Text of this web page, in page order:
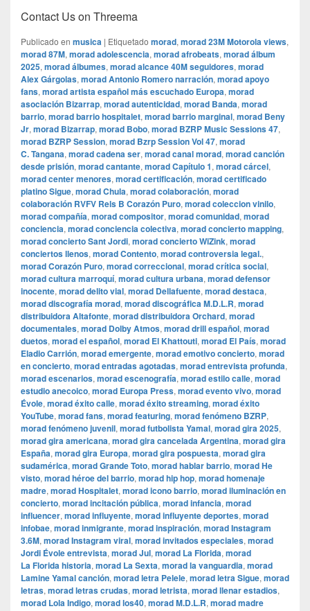
Contact Us on Threema
Publicado en musica | Etiquetado morad, morad 23M Motorola views,
morad 87M, morad adolescencia, morad afrobeats, morad álbum
2025, morad álbumes, morad alcance 40M seguidores, morad
Alex Gárgolas, morad Antonio Romero narración, morad apoyo
fans, morad artista español más escuchado Europa, morad
asociación Bizarrap, morad autenticidad, morad Banda, morad
barrio, morad barrio hospitalet, morad barrio marginal, morad Beny
Jr, morad Bizarrap, morad Bobo, morad BZRP Music Sessions 47,
morad BZRP Session, morad Bzrp Session Vol 47, morad
C. Tangana, morad cadena ser, morad canal morad, morad canción
desde prisión, morad cantante, morad Capítulo 1, morad cárcel,
morad center menores, morad certificación, morad certificado
platino Sigue, morad Chula, morad colaboración, morad
colaboración RVFV Rels B Corazón Puro, morad coleccion vinilo,
morad compañía, morad compositor, morad comunidad, morad
conciencia, morad conciencia colectiva, morad concierto mapping,
morad concierto Sant Jordi, morad concierto WiZink, morad
conciertos llenos, morad Contento, morad controversia legal.,
morad Corazón Puro, morad correccional, morad crítica social,
morad cultura marroquí, morad cultura urbana, morad defensor
inocente, morad delito vial, morad Dellafuente, morad destaca,
morad discografía morad, morad discográfica M.D.L.R, morad
distribuidora Altafonte, morad distribuidora Orchard, morad
documentales, morad Dolby Atmos, morad drill español, morad
duetos, morad el español, morad El Khattouti, morad El País, morad
Eladio Carrión, morad emergente, morad emotivo concierto, morad
en concierto, morad entradas agotadas, morad entrevista profunda,
morad escenarios, morad escenografía, morad estilo calle, morad
estudio anecoico, morad Europa Press, morad evento vivo, morad
Évole, morad éxito calle, morad éxito streaming, morad éxito
YouTube, morad fans, morad featuring, morad fenómeno BZRP,
morad fenómeno juvenil, morad futbolista Yamal, morad gira 2025,
morad gira americana, morad gira cancelada Argentina, morad gira
España, morad gira Europa, morad gira pospuesta, morad gira
sudamérica, morad Grande Toto, morad hablar barrio, morad He
visto, morad héroe del barrio, morad hip hop, morad homenaje
madre, morad Hospitalet, morad icono barrio, morad iluminación en
concierto, morad incitación pública, morad infancia, morad
influencer, morad influyente, morad influyente deportes, morad
infobae, morad inmigrante, morad inspiración, morad Instagram
3.6M, morad Instagram viral, morad invitados especiales, morad
Jordi Évole entrevista, morad Jul, morad La Florida, morad
La Florida historia, morad La Sexta, morad la vanguardia, morad
Lamine Yamal canción, morad letra Pelele, morad letra Sigue, morad
letras, morad letras crudas, morad letrista, morad llenar estadios,
morad Lola Indigo, morad los40, morad M.D.L.R, morad madre